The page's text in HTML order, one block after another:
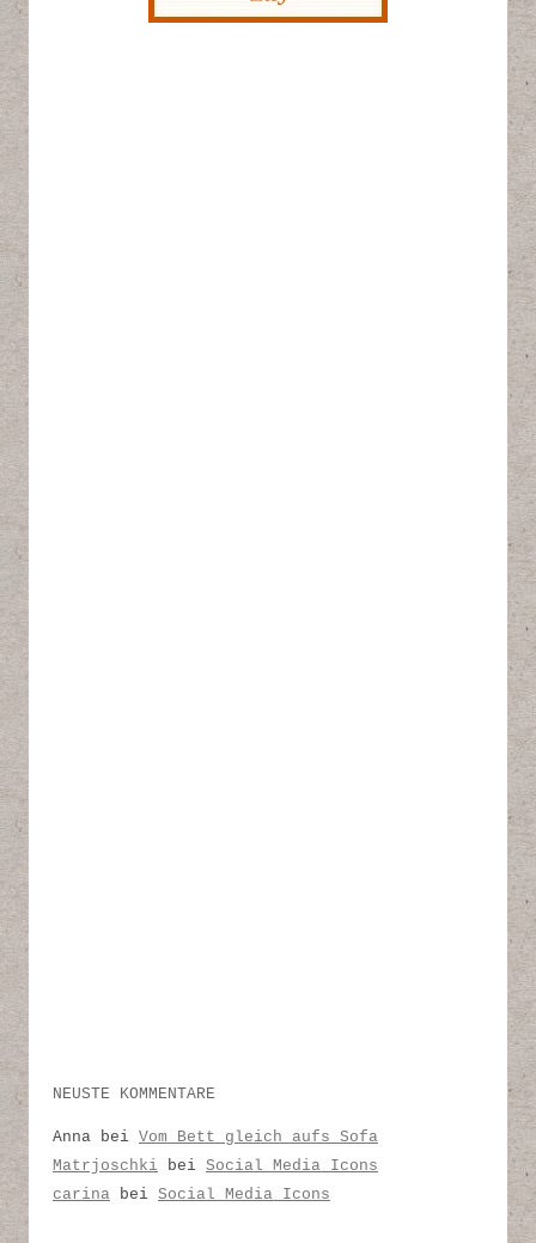
NEUSTE KOMMENTARE
Anna bei Vom Bett gleich aufs Sofa
Matrjoschki bei Social Media Icons
carina bei Social Media Icons